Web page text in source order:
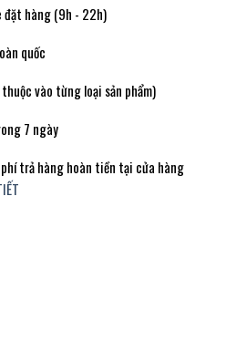
đặt hàng (9h - 22h)
quốc
vào từng loại sản phẩm)
7 ngày
trả hàng hoàn tiền tại cửa hàng